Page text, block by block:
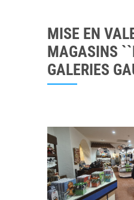
MISE EN
MAGASINS
GALERIES